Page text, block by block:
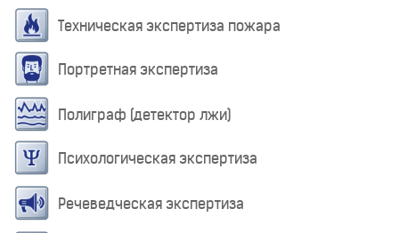
Техническая экспертиза пожара
Портретная экспертиза
Полиграф (детектор лжи)
Психологическая экспертиза
Речеведческая экспертиза